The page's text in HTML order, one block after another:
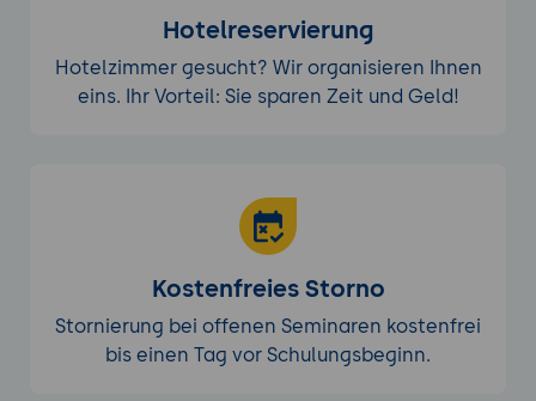
Projektbeschreibung:Teilnehmer
konfigurieren Suricata für eine
spezifische Bedrohungserkennung und
erweiterten Suricata-Tools und
Schritt-für-Schritt-Anleitung:
Vorbereitung: Einrichtung der
Umgebung, Einführung in die Tools.
Hotelreservierung
Hotelzimmer gesucht? Wir organisieren Ihnen
eins. Ihr Vorteil: Sie sparen Zeit und Geld!
Kostenfreies Storno
Stornierung bei offenen Seminaren kostenfrei
bis einen Tag vor Schulungsbeginn.